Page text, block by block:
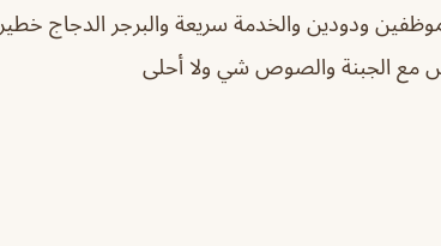
ودودين والخدمة سريعة والبرجر الدجاج خطير
مع الجبنة والصوص شي ولا أحلى